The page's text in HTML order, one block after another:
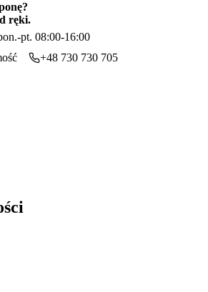
ręki.
pt. 08:00-16:00
+48 730 730 705